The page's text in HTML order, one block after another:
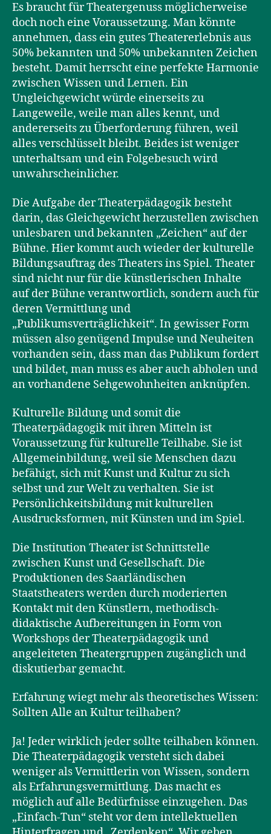
Es braucht für Theatergenuss möglicherweise
doch noch eine Voraussetzung. Man könnte
annehmen, dass ein gutes Theatererlebnis aus
50% bekannten und 50% unbekannten Zeichen
besteht. Damit herrscht eine perfekte Harmonie
zwischen Wissen und Lernen. Ein
Ungleichgewicht würde einerseits zu
Langeweile, weile man alles kennt, und
andererseits zu Überforderung führen, weil
alles verschlüsselt bleibt. Beides ist weniger
unterhaltsam und ein Folgebesuch wird
unwahrscheinlicher.
Die Aufgabe der Theaterpädagogik besteht
darin, das Gleichgewicht herzustellen zwischen
unlesbaren und bekannten „Zeichen“ auf der
Bühne. Hier kommt auch wieder der kulturelle
Bildungsauftrag des Theaters ins Spiel. Theater
sind nicht nur für die künstlerischen Inhalte
auf der Bühne verantwortlich, sondern auch für
deren Vermittlung und
„Publikumsverträglichkeit“. In gewisser Form
müssen also genügend Impulse und Neuheiten
vorhanden sein, dass man das Publikum fordert
und bildet, man muss es aber auch abholen und
an vorhandene Sehgewohnheiten anknüpfen.
Kulturelle Bildung und somit die
Theaterpädagogik mit ihren Mitteln ist
Voraussetzung für kulturelle Teilhabe. Sie ist
Allgemeinbildung, weil sie Menschen dazu
befähigt, sich mit Kunst und Kultur zu sich
selbst und zur Welt zu verhalten. Sie ist
Persönlichkeitsbildung mit kulturellen
Ausdrucksformen, mit Künsten und im Spiel.
Die Institution Theater ist Schnittstelle
zwischen Kunst und Gesellschaft. Die
Produktionen des Saarländischen
Staatstheaters werden durch moderierten
Kontakt mit den Künstlern, methodisch-
didaktische Aufbereitungen in Form von
Workshops der Theaterpädagogik und
angeleiteten Theatergruppen zugänglich und
diskutierbar gemacht.
Erfahrung wiegt mehr als theoretisches Wissen:
Sollten Alle an Kultur teilhaben?
Ja! Jeder wirklich jeder sollte teilhaben können.
Die Theaterpädagogik versteht sich dabei
weniger als Vermittlerin von Wissen, sondern
als Erfahrungsvermittlung. Das macht es
möglich auf alle Bedürfnisse einzugehen. Das
„Einfach-Tun“ steht vor dem intellektuellen